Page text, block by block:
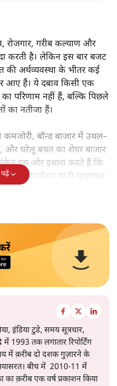
रोजगार, गरीब कल्याण और
करती है। लेकिन इस बार बजट
अर्थव्यवस्था के भीतर कई
आए हैं। ये दबाव किसी एक
का परिणाम नहीं हैं, बल्कि पिछले
का नतीजा हैं।
बॉन्ड बाजार में उथल–
और घरेलू बचत का शेयर बाजार
इस ओर इशारा करते हैं कि
और प्रणालीगत यानी स्ट्रक्चरल
इंडिया टुडे, समय सूत्रधार,
1993 तक लगातार रिपोर्टिंग
में क़रीब दो दशक गुज़ारने के
बीच में 2010-11 में
का क़रीब एक वर्ष प्रकाशन किया